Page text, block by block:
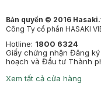
Bản quyền © 2016
Công Ty cổ phần HASAKI
Hotline: 1800 6324
Giấy chứng nhận Đăng
hoạch và Đầu tư Thành
Xem tất cả cửa hàng